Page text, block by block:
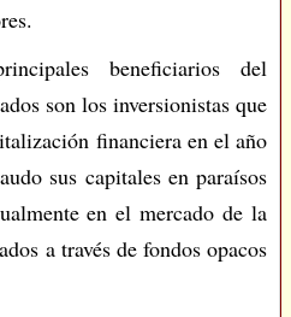
beneficiarios del
son los inversionistas que
financiera en el año
sus capitales en paraísos
en el mercado de la
a través de fondos opacos